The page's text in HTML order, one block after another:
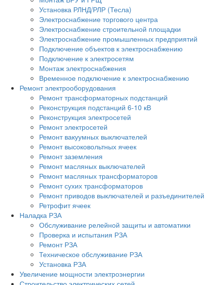
Установка РЛНД/РЛР (Тесла)
Электроснабжение торгового центра
Электроснабжение строительной площадки
Электроснабжение промышленных предприятий
Подключение объектов к электроснабжению
Подключение к электросетям
Монтаж электроснабжения
Временное подключение к электроснабжению
Ремонт электрооборудования
Ремонт трансформаторных подстанций
Реконструкция подстанций 6-10 кВ
Реконструкция электросетей
Ремонт электросетей
Ремонт вакуумных выключателей
Ремонт высоковольтных ячеек
Ремонт заземления
Ремонт масляных выключателей
Ремонт масляных трансформаторов
Ремонт сухих трансформаторов
Ремонт приводов выключателей и разъединителей
Ретрофит ячеек
Наладка РЗА
Обслуживание релейной защиты и автоматики
Проверка и испытания РЗА
Ремонт РЗА
Техническое обслуживание РЗА
Установка РЗА
Увеличение мощности электроэнергии